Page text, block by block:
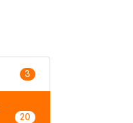
3
20